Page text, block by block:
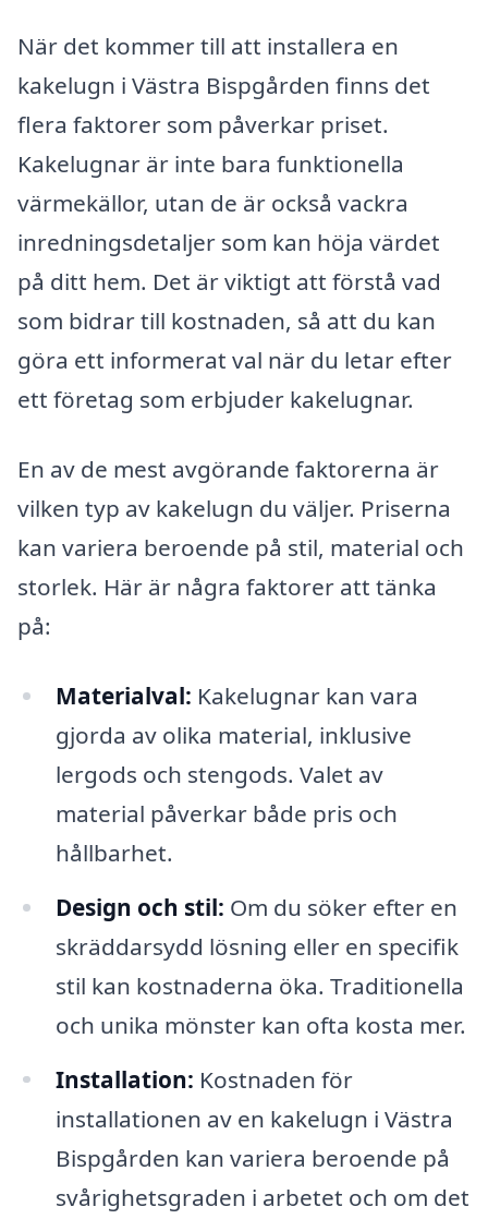
När det kommer till att installera en
kakelugn i Västra Bispgården finns det
flera faktorer som påverkar priset.
Kakelugnar är inte bara funktionella
värmekällor, utan de är också vackra
inredningsdetaljer som kan höja värdet
på ditt hem. Det är viktigt att förstå vad
som bidrar till kostnaden, så att du kan
göra ett informerat val när du letar efter
ett företag som erbjuder kakelugnar.
En av de mest avgörande faktorerna är
vilken typ av kakelugn du väljer. Priserna
kan variera beroende på stil, material och
storlek. Här är några faktorer att tänka
på:
Materialval: Kakelugnar kan vara
gjorda av olika material, inklusive
lergods och stengods. Valet av
material påverkar både pris och
hållbarhet.
Design och stil: Om du söker efter en
skräddarsydd lösning eller en specifik
stil kan kostnaderna öka. Traditionella
och unika mönster kan ofta kosta mer.
Installation: Kostnaden för
installationen av en kakelugn i Västra
Bispgården kan variera beroende på
svårighetsgraden i arbetet och om det